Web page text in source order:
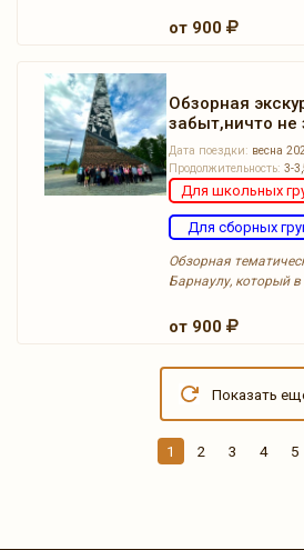
от 900
Обзорная
забыт,ничто не
Дата поездки: весна
Продолжительность: 3-
Для школьных
Для сборных
Обзорная
Барнаулу, который
от 900
Показать
1 2 3 4 5